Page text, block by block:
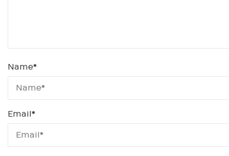
Name*
Email *